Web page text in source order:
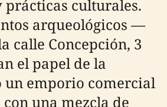
prácticas culturales.
arqueológicos —
calle Concepción, 3
el papel de la
un emporio comercial
una mezcla de